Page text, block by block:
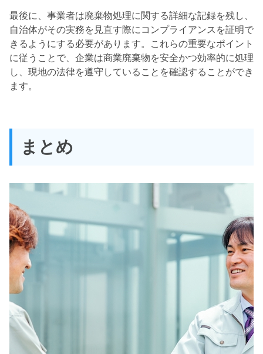
最後に、事業者は廃棄物処理に関する詳細な記録を残し、
自治体がその実務を見直す際にコンプライアンスを証明で
きるようにする必要があります。これらの重要なポイント
に従うことで、企業は商業廃棄物を安全かつ効率的に処理
し、現地の法律を遵守していることを確認することができ
ます。
まとめ